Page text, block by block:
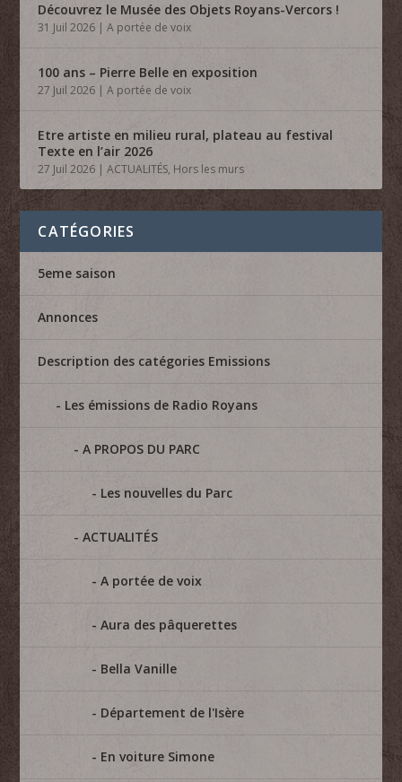
Découvrez le Musée des Objets Royans-Vercors !
31 Juil 2026 |A portée de voix
100 ans – Pierre Belle en exposition
27 Juil 2026 |A portée de voix
Etre artiste en milieu rural, plateau au festival
Texte en l’air 2026
27 Juil 2026 |ACTUALITÉS, Hors les murs
CATÉGORIES
5eme saison
Annonces
Description des catégories Emissions
Les émissions de Radio Royans
A PROPOS DU PARC
Les nouvelles du Parc
ACTUALITÉS
A portée de voix
Aura des pâquerettes
Bella Vanille
Département de l'Isère
En voiture Simone